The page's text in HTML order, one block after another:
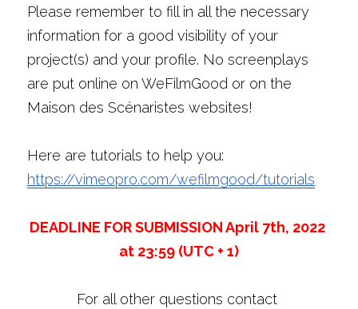
Please remember to fill in all the necessary
information for a good visibility of your
project(s) and your profile. No screenplays
are put online on WeFilmGood or on the
Maison des Scénaristes websites!
https://vimeopro.com/wefilmgood/tutorials
DEADLINE FOR SUBMISSION April 7th, 2022
at 23:59 (UTC + 1)